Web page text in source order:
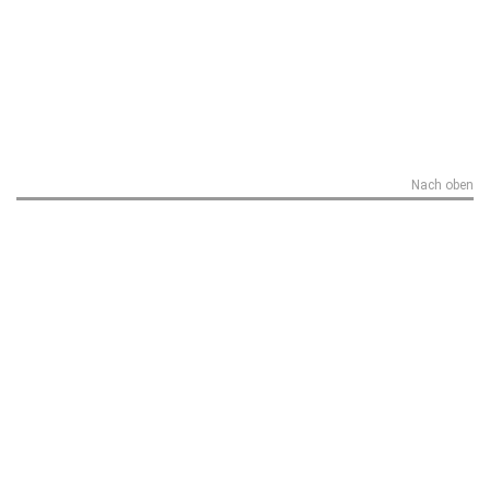
Nach oben